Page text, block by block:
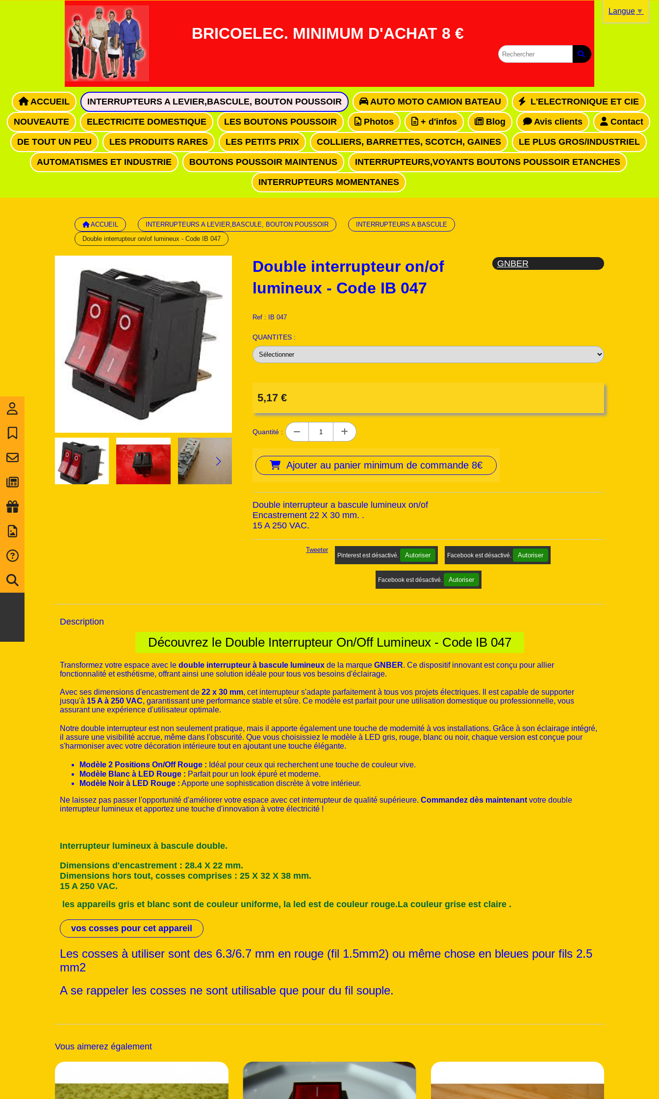
BRICOELEC. MINIMUM D'ACHAT 8 €
ACCUEIL INTERRUPTEURS A LEVIER,BASCULE, BOUTON POUSSOIR AUTO MOTO CAMION BATEAU L'ELECTRONIQUE ET CIE
NOUVEAUTE ELECTRICITE DOMESTIQUE LES BOUTONS POUSSOIR Photos + d'infos Blog Avis clients Contact
DE TOUT UN PEU LES PRODUITS RARES LES PETITS PRIX COLLIERS, BARRETTES, SCOTCH, GAINES LE PLUS GROS/INDUSTRIEL
AUTOMATISMES ET INDUSTRIE BOUTONS POUSSOIR MAINTENUS INTERRUPTEURS,VOYANTS BOUTONS POUSSOIR ETANCHES
INTERRUPTEURS MOMENTANES
ACCUEIL INTERRUPTEURS A LEVIER,BASCULE, BOUTON POUSSOIR
INTERRUPTEURS A BASCULE
Double interrupteur on/of lumineux - Code IB 047
Double interrupteur on/of
lumineux - Code IB 047
GNBER
Ref : IB 047
QUANTITES :
5,17 €
Quantité :
Ajouter au panier minimum de commande 8€
Double interrupteur a bascule lumineux on/of
Encastrement 22 X 30 mm. .
15 A 250 VAC.
Tweeter
Pinterest est désactivé. Autoriser Facebook est désactivé. Autoriser
Facebook est désactivé. Autoriser
Description
Découvrez le Double Interrupteur On/Off Lumineux - Code IB 047
Transformez votre espace avec le double interrupteur à bascule lumineux de la marque GNBER. Ce dispositif innovant est conçu pour allier
fonctionnalité et esthétisme, offrant ainsi une solution idéale pour tous vos besoins d'éclairage.
Avec ses dimensions d'encastrement de 22 x 30 mm, cet interrupteur s'adapte parfaitement à tous vos projets électriques. Il est capable de supporter
jusqu'à 15 A à 250 VAC, garantissant une performance stable et sûre. Ce modèle est parfait pour une utilisation domestique ou professionnelle, vous
assurant une expérience d'utilisateur optimale.
Notre double interrupteur est non seulement pratique, mais il apporte également une touche de modernité à vos installations. Grâce à son éclairage intégré,
il assure une visibilité accrue, même dans l'obscurité. Que vous choisissiez le modèle à LED gris, rouge, blanc ou noir, chaque version est conçue pour
s'harmoniser avec votre décoration intérieure tout en ajoutant une touche élégante.
Modèle 2 Positions On/Off Rouge : Idéal pour ceux qui recherchent une touche de couleur vive.
Modèle Blanc à LED Rouge : Parfait pour un look épuré et moderne.
Modèle Noir à LED Rouge : Apporte une sophistication discrète à votre intérieur.
Ne laissez pas passer l'opportunité d'améliorer votre espace avec cet interrupteur de qualité supérieure. Commandez dès maintenant votre double
interrupteur lumineux et apportez une touche d'innovation à votre électricité !
Interrupteur lumineux à bascule double.
Dimensions d'encastrement : 28.4 X 22 mm.
Dimensions hors tout, cosses comprises : 25 X 32 X 38 mm.
15 A 250 VAC.
les appareils gris et blanc sont de couleur uniforme, la led est de couleur rouge.La couleur grise est claire .
vos cosses pour cet appareil
Les cosses à utiliser sont des 6.3/6.7 mm en rouge (fil 1.5mm2) ou même chose en bleues pour fils 2.5
mm2
A se rappeler les cosses ne sont utilisable que pour du fil souple.
Vous aimerez également
Langue ▼